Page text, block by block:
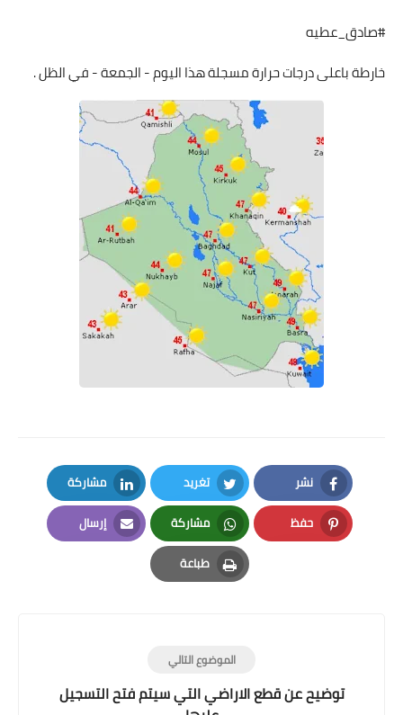
#صادق_عطيه
خارطة باعلى درجات حرارة مسجلة هذا اليوم - الجمعة - في الظل .
نشر
Facebook
تغريد
Twitter
مشاركة
LinkedIn
حفظ
Pinterest
مشاركة
Whatsapp
إرسال
Email
طباعة
Print
الموضوع التالي
توضيح عن قطع الاراضي التي سيتم فتح التسجيل